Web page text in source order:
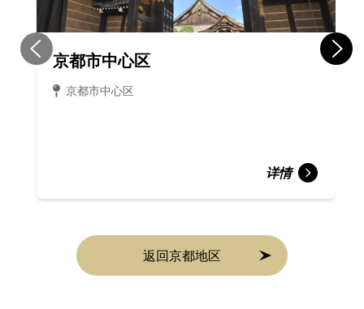
京都市中心区
京都市中心区
详情
返回京都地区